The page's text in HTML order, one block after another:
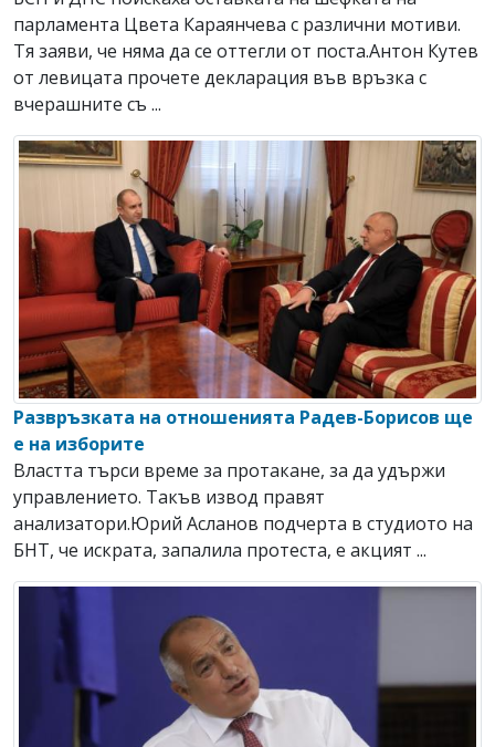
парламента Цвета Караянчева с различни мотиви.
Тя заяви, че няма да се оттегли от поста.Антон Кутев
от левицата прочете декларация във връзка с
вчерашните съ ...
Развръзката на отношенията Радев-Борисов ще
е на изборите
Властта търси време за протакане, за да удържи
управлението. Такъв извод правят
анализатори.Юрий Асланов подчерта в студиото на
БНТ, че искрата, запалила протеста, е акцият ...